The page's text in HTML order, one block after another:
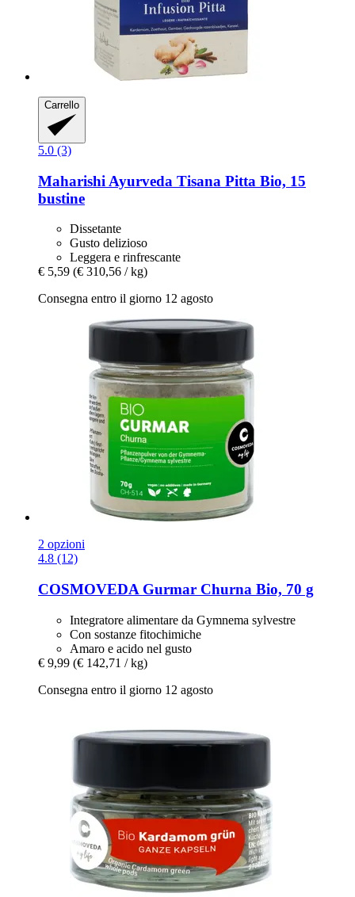
Carrello
5.0 (3)
Maharishi Ayurveda Tisana Pitta Bio, 15
bustine
Dissetante
Gusto delizioso
Leggera e rinfrescante
€ 5,59 (€ 310,56 / kg)
Consegna entro il giorno 12 agosto
2 opzioni
4.8 (12)
COSMOVEDA Gurmar Churna Bio, 70 g
Integratore alimentare da Gymnema sylvestre
Con sostanze fitochimiche
Amaro e acido nel gusto
€ 9,99 (€ 142,71 / kg)
Consegna entro il giorno 12 agosto